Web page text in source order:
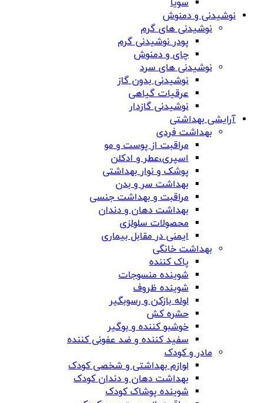
سویا
نوشیدنی و دمنوش
نوشیدنی های گرم
پودر نوشیدنی گرم
چای و دمنوش
نوشیدنی های سرد
نوشیدنی بدون گاز
عرقیات گیاهی
نوشیدنی گازدار
آرایشی بهداشتی
بهداشت فردی
مراقبت از پوست و مو
اسپری،عطر و ادکلن
پوشک و نوار بهداشتی
بهداشت سر و بدن
مراقبت و بهداشت جنسی
بهداشت دهان و دندان
محصولات سلولزی
ایمنی در مقابل بیماری
بهداشت خانگی
پاک کننده
شوینده منسوجات
شوینده ظروف
لوله بازکن و رسوبگیر
حشره کش
خوشبو کننده و بوگیر
سفید کننده و ضد عفونی کننده
مادر و کودک
لوازم بهداشتی و شخصی کودک
بهداشت دهان و دندان کودک
شوینده پوشاک کودک